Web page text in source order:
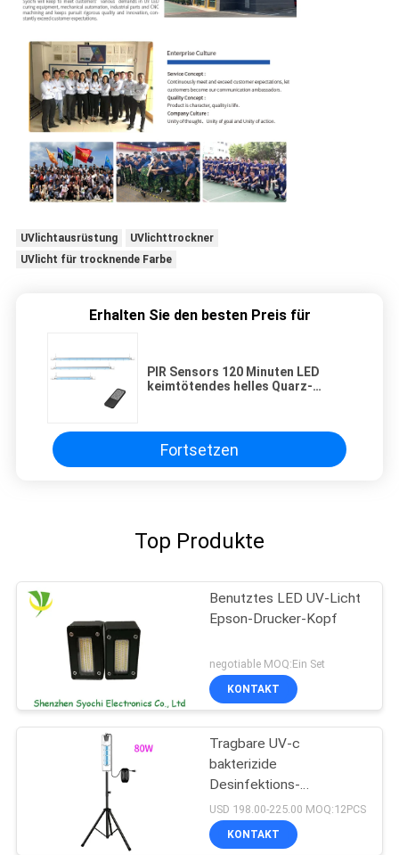
UVlichtausrüstung
UVlichttrockner
UVlicht für trocknende Farbe
Erhalten Sie den besten Preis für
PIR Sensors 120 Minuten LED
keimtötendes helles Quarz-
Fortsetzen
Top Produkte
Benutztes LED UV-Licht
Epson-Drucker-Kopf
negotiable MOQ:Ein Set
KONTAKT
Tragbare UV-c
bakterizide
Desinfektions-
keimtötende UVbirne des
Sterilisator-UV-Licht-
254nm
USD 198.00-225.00 MOQ:12PCS
KONTAKT